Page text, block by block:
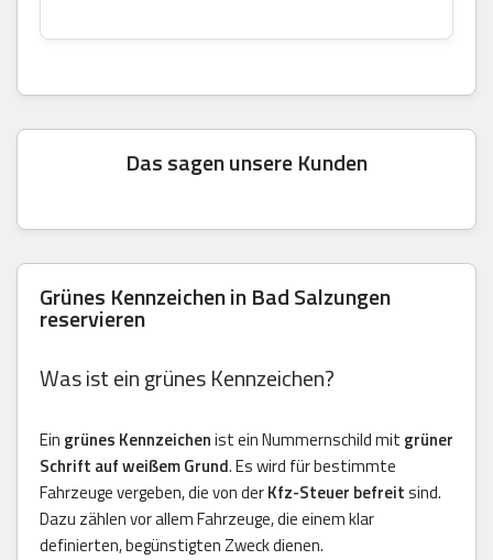
Das sagen unsere Kunden
Grünes Kennzeichen in Bad Salzungen
reservieren
Was ist ein grünes Kennzeichen?
Ein grünes Kennzeichenist ein Nummernschild mit grüner
Schrift auf weißem Grund. Es wird für bestimmte
Fahrzeuge vergeben, die von derKfz-Steuer befreitsind.
Dazu zählen vor allem Fahrzeuge, die einem klar
definierten, begünstigten Zweck dienen.